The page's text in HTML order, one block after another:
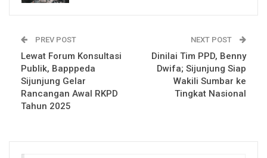
PREV POST
Lewat Forum Konsultasi
Publik, Bapppeda
Sijunjung Gelar
Rancangan Awal RKPD
Tahun 2025
NEXT POST
Dinilai Tim PPD, Benny
Dwifa; Sijunjung Siap
Wakili Sumbar ke
Tingkat Nasional